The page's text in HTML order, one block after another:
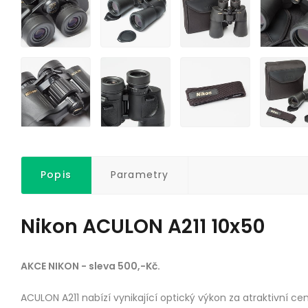
Popis Parametry
Nikon ACULON A211 10x50
AKCE NIKON - sleva 500,-Kč.
ACULON A211 nabízí vynikající optický výkon za atraktivní